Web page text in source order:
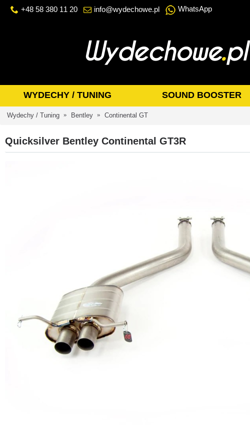
+48 58 380 11 20 info@wydechowe.pl WhatsApp
WYDECHY / TUNING SOUND BOOSTER
Wydechy / Tuning Bentley Continental GT
Quicksilver Bentley Continental GT3R